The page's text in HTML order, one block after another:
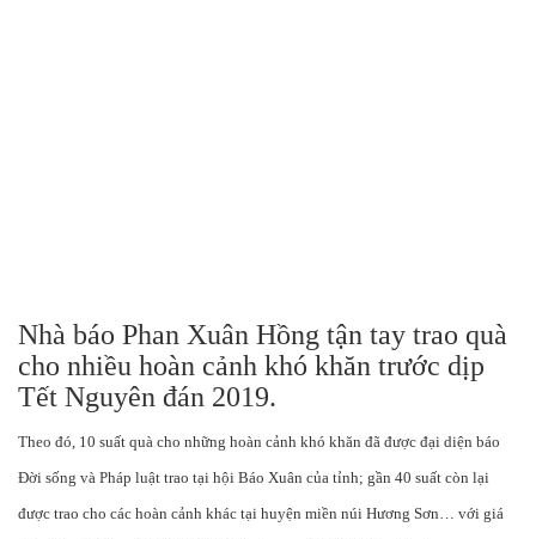
Nhà báo Phan Xuân Hồng tận tay trao quà
cho nhiều hoàn cảnh khó khăn trước dịp
Tết Nguyên đán 2019.
Theo đó, 10 suất quà cho những hoàn cảnh khó khăn đã được đại diện báo
Đời sống và Pháp luật trao tại hội Báo Xuân của tỉnh; gần 40 suất còn lại
được trao cho các hoàn cảnh khác tại huyện miền núi Hương Sơn… với giá